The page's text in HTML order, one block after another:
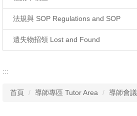
法規與 SOP Regulations and SOP
遺失物招領 Lost and Found
:::
首頁 導師專區 Tutor Area 導師會議